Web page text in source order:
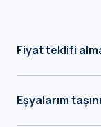
Fiyat teklifi
teklifi tamamen
Eşyalarım